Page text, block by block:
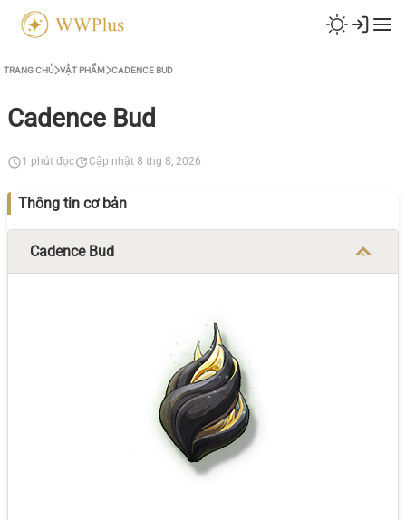
TRANG CHỦ VẬT PHẨM CADENCE BUD
Cadence Bud
1 phút đọc Cập nhật 8 thg 8, 2026
Thông tin cơ bản
Cadence Bud